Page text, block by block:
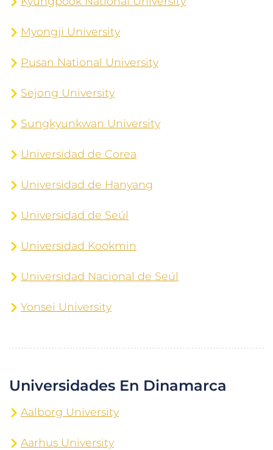
Myongji University
Pusan National University
Sejong University
Sungkyunkwan University
Universidad de Corea
Universidad de Hanyang
Universidad de Seúl
Universidad Kookmin
Universidad Nacional de Seúl
Yonsei University
Universidades En Dinamarca
Aalborg University
Aarhus University